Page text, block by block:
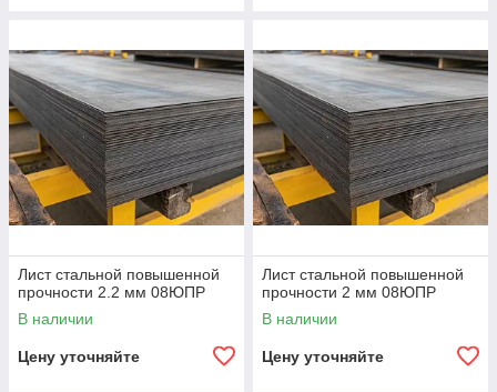
Лист стальной повышенной
прочности 2.2 мм 08ЮПР
В наличии
Цену уточняйте
Лист стальной повышенной
прочности 2 мм 08ЮПР
В наличии
Цену уточняйте